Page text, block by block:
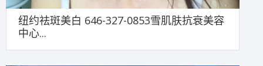
纽约祛斑美白 646-327-0853雪肌肤抗衰美容
中心...